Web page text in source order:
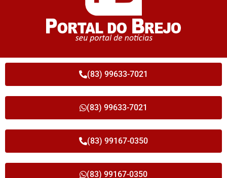
(83) 99633-7021
(83) 99633-7021
(83) 99167-0350
(83) 99167-0350